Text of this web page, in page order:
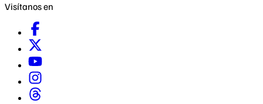
Visítanos en